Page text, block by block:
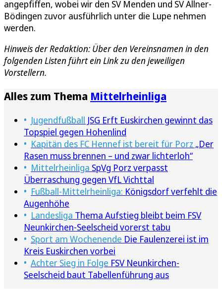
angepfiffen, wobei wir den SV Menden und SV Allner-
Bödingen zuvor ausführlich unter die Lupe nehmen
werden.
Hinweis der Redaktion: Über den Vereinsnamen in den
folgenden Listen führt ein Link zu den jeweiligen
Vorstellern.
Alles zum Thema Mittelrheinliga
Jugendfußball JSG Erft Euskirchen gewinnt das
Topspiel gegen Hohenlind
Kapitän des FC Hennef ist bereit für Porz „Der
Rasen muss brennen – und zwar lichterloh“
Mittelrheinliga SpVg Porz verpasst
Überraschung gegen VfL Vichttal
Fußball-Mittelrheinliga: Königsdorf verfehlt die
Augenhöhe
Landesliga Thema Aufstieg bleibt beim FSV
Neunkirchen-Seelscheid vorerst tabu
Sport am Wochenende Die Faulenzerei ist im
Kreis Euskirchen vorbei
Achter Sieg in Folge FSV Neunkirchen-
Seelscheid baut Tabellenführung aus